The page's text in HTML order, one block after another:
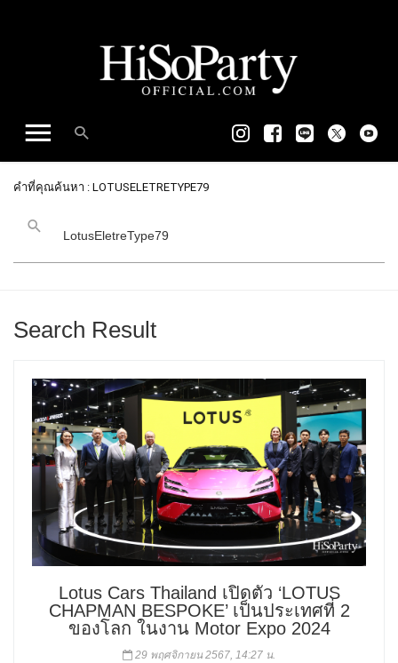
คำที่คุณค้นหา : LOTUSELETRETYPE79
Search Result
Lotus Cars Thailand เปิดตัว ‘LOTUS
CHAPMAN BESPOKE’ เป็นประเทศที่ 2
ของโลก ในงาน Motor Expo 2024
29 พฤศจิกายน 2567, 14:27 น.